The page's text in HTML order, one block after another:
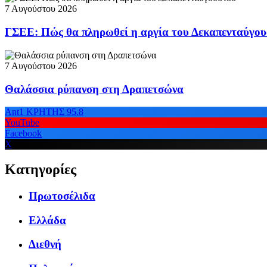
7 Αυγούστου 2026
ΓΣΕΕ: Πώς θα πληρωθεί η αργία του
7 Αυγούστου 2026
Θαλάσσια ρύπανση στη Δραπετσώνα
Ant1 ΚΡΗΤΗΣ 95.8
YouTube
Facebook
X
Κατηγορίες
Πρωτοσέλιδα
Ελλάδα
Διεθνή